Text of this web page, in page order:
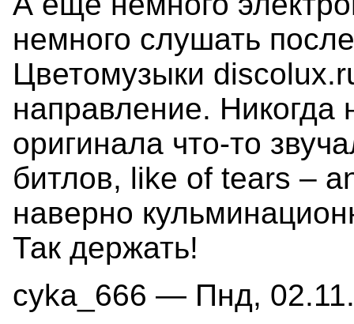
немного слушать
Цветомузыки
направление.
оригинала что-то
битлов, like of tears –
наверно
Так держать!
cyka_666 — Пнд,